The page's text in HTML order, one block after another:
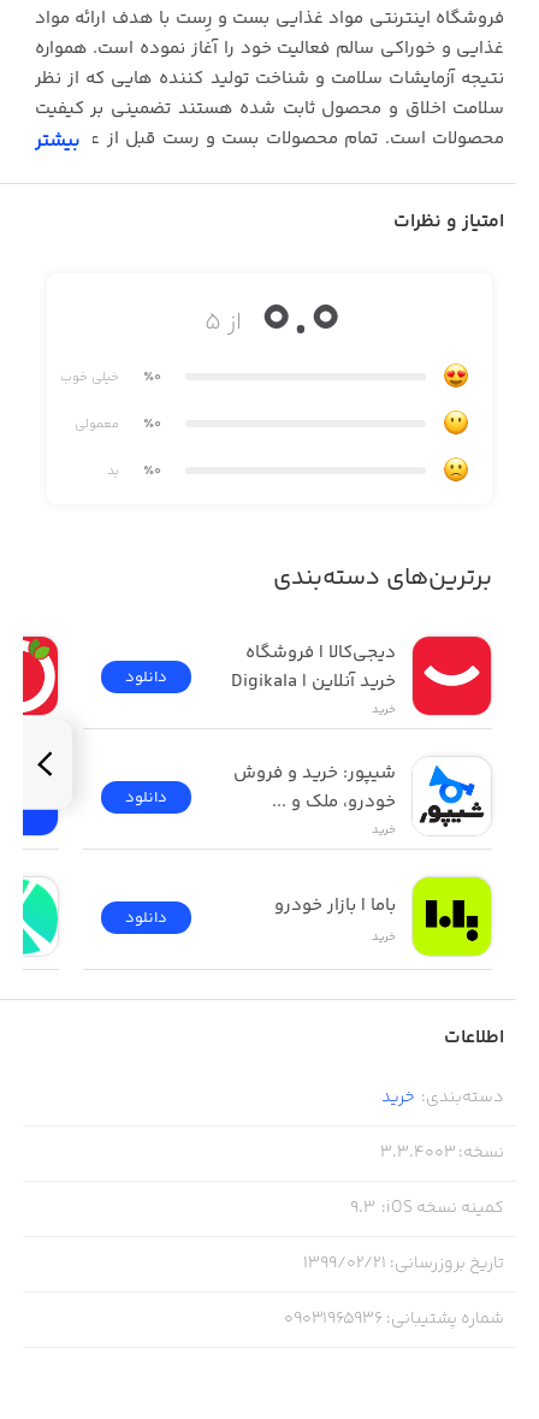
فروشگاه اینترنتی مواد غذایی بست و رِست با هدف ارائه مواد
غذایی و خوراکی سالم فعالیت خود را آغاز نموده است. همواره
نتیجه آزمایشات سلامت و شناخت تولید کننده هایی که از نظر
سلامت اخلاق و محصول ثابت شده هستند تضمینی بر کیفیت
محصولات است. تمام محصولات بست و رست قبل از عرضه در
بیشتر
امتیاز و نظرات
از ۵ 0.0
٪0 خیلی خوب
٪0 معمولی
٪0 بد
برترین‌های دسته‌بندی
خرید آنلاین | Digikala
خرید
دانلود
خودرو، ملک و ...
خرید
دانلود
باما | بازار خودرو
خرید
دانلود
اطلاعات
دسته‌بندی: خرید
نسخه:
3.3.4003
کمینه نسخه iOS :
9.3
تاریخ بروزرسانی: ۱۳۹۹/۰۲/۲۱
شماره پشتیبانی:
09031965936